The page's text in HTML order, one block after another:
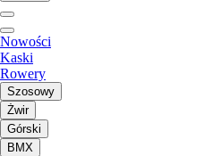
Nowości
Kaski
Rowery
Szosowy
Żwir
Górski
BMX